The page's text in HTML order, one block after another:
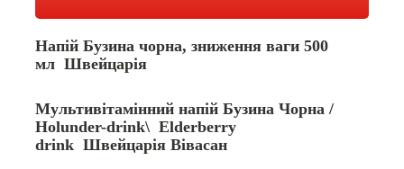
Напій Бузина чорна, зниження ваги 500
мл Швейцарія
Мультивітамінний напій Бузина Чорна /
Holunder-drink\ Elderberry
drinkШвейцарія Вівасан